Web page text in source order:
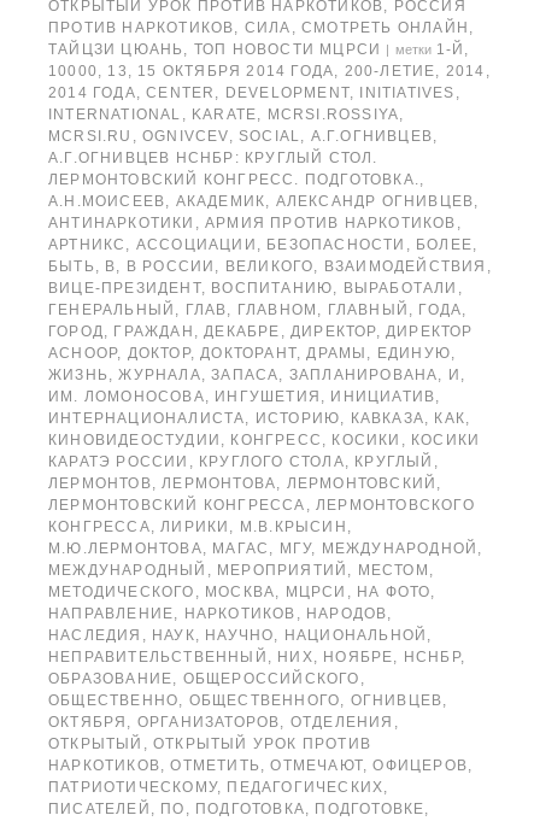
ОТКРЫТЫЙ УРОК ПРОТИВ НАРКОТИКОВ, РОССИЯ
ПРОТИВ НАРКОТИКОВ, СИЛА ,СМОТРЕТЬ ОНЛАЙН ,
ТАЙЦЗИ ЦЮАНЬ, ТОП НОВОСТИ МЦРСИ | метки 1-Й ,
10000 , 13 , 15 ОКТЯБРЯ 2014 ГОДА, 200-ЛЕТИЕ, 2014 ,
2014 ГОДА,CENTER , DEVELOPMENT, INITIATIVES ,
INTERNATIONAL , KARATE, MCRSI.ROSSIYA,
MCRSI.RU ,OGNIVCEV, SOCIAL, А.Г.ОГНИВЦЕВ,
А.Г.ОГНИВЦЕВ НСНБР: КРУГЛЫЙ СТОЛ.
ЛЕРМОНТОВСКИЙ КОНГРЕСС. ПОДГОТОВКА.,
А.Н.МОИСЕЕВ, АКАДЕМИК, АЛЕКСАНДР ОГНИВЦЕВ,
АНТИНАРКОТИКИ ,АРМИЯ ПРОТИВ НАРКОТИКОВ ,
АРТНИКС , АССОЦИАЦИИ , БЕЗОПАСНОСТИ , БОЛЕЕ,
БЫТЬ, В, В РОССИИ , ВЕЛИКОГО, ВЗАИМОДЕЙСТВИЯ ,
ВИЦЕ-ПРЕЗИДЕНТ, ВОСПИТАНИЮ, ВЫРАБОТАЛИ ,
ГЕНЕРАЛЬНЫЙ , ГЛАВ, ГЛАВНОМ , ГЛАВНЫЙ , ГОДА,
ГОРОД, ГРАЖДАН ,ДЕКАБРЕ ,ДИРЕКТОР,ДИРЕКТОР
АСНООР, ДОКТОР,ДОКТОРАНТ,ДРАМЫ , ЕДИНУЮ,
ЖИЗНЬ,ЖУРНАЛА,ЗАПАСА, ЗАПЛАНИРОВАНА, И ,
ИМ. ЛОМОНОСОВА, ИНГУШЕТИЯ , ИНИЦИАТИВ,
ИНТЕРНАЦИОНАЛИСТА, ИСТОРИЮ, КАВКАЗА, КАК,
КИНОВИДЕОСТУДИИ , КОНГРЕСС , КОСИКИ , КОСИКИ
КАРАТЭ РОССИИ , КРУГЛОГО СТОЛА, КРУГЛЫЙ ,
ЛЕРМОНТОВ,ЛЕРМОНТОВА, ЛЕРМОНТОВСКИЙ ,
ЛЕРМОНТОВСКИЙ КОНГРЕССА ,ЛЕРМОНТОВСКОГО
КОНГРЕССА,ЛИРИКИ , М.В.КРЫСИН ,
М.Ю.ЛЕРМОНТОВА, МАГАС , МГУ, МЕЖДУНАРОДНОЙ ,
МЕЖДУНАРОДНЫЙ , МЕРОПРИЯТИЙ , МЕСТОМ ,
МЕТОДИЧЕСКОГО , МОСКВА, МЦРСИ , НА ФОТО,
НАПРАВЛЕНИЕ, НАРКОТИКОВ , НАРОДОВ,
НАСЛЕДИЯ , НАУК, НАУЧНО, НАЦИОНАЛЬНОЙ ,
НЕПРАВИТЕЛЬСТВЕННЫЙ , НИХ, НОЯБРЕ, НСНБР,
ОБРАЗОВАНИЕ, ОБЩЕРОССИЙСКОГО ,
ОБЩЕСТВЕННО, ОБЩЕСТВЕННОГО, ОГНИВЦЕВ,
ОКТЯБРЯ , ОРГАНИЗАТОРОВ, ОТДЕЛЕНИЯ ,
ОТКРЫТЫЙ ,ОТКРЫТЫЙ УРОК ПРОТИВ
НАРКОТИКОВ,ОТМЕТИТЬ,ОТМЕЧАЮТ,ОФИЦЕРОВ,
ПАТРИОТИЧЕСКОМУ, ПЕДАГОГИЧЕСКИХ,
ПИСАТЕЛЕЙ , ПО , ПОДГОТОВКА, ПОДГОТОВКЕ,